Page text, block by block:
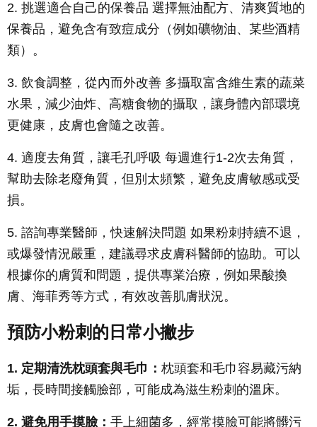
2. 挑選適合自己的保養品 選擇無油配方、清爽質地的
保養品，避免含有致痘成分（例如礦物油、某些酒精
類）。
3. 飲食調整，從內而外改善 多攝取富含維生素的蔬菜
水果，減少油炸、高糖食物的攝取，讓身體內部環境
更健康，皮膚也會隨之改善。
4. 適度去角質，讓毛孔呼吸 每週進行1-2次去角質，
幫助去除老廢角質，但別太頻繁，避免皮膚敏感或受
損。
5. 諮詢專業醫師，快速解決問題 如果粉刺持續不退，
或爆發情況嚴重，建議尋求皮膚科醫師的協助。可以
根據你的膚質和問題，提供專業治療，例如果酸換
膚、海菲秀等方式，有效改善肌膚狀況。
預防小粉刺的日常小撇步
1. 定期清洗枕頭套與毛巾： 枕頭套和毛巾容易藏污納
垢，長時間接觸臉部，可能成為滋生粉刺的溫床。
2. 避免用手摸臉： 手上細菌多，經常摸臉可能將髒污